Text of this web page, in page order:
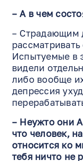
– А в чем
– Страдающим
Испытуемые в
видели
либо вообще
депрессия
– Неужто они
что человек,
относится ко
тебя ничто не